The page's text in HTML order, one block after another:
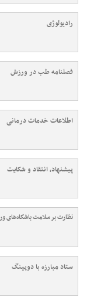
رادیولوژی
فصلنامه طب در ورزش
اطلاعات خدمات درمانی
پیشنهاد، انتقاد و شکایت
نظارت بر سلامت باشگاه‌های
ستاد مبارزه با دوپینگ